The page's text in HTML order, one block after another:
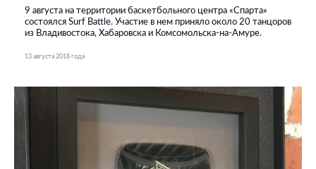
9 августа на территории баскетбольного центра «Спарта»
состоялся Surf Battle. Участие в нем приняло около 20 танцоров
из Владивостока, Хабаровска и Комсомольска-на-Амуре.
13 августа 2018 года